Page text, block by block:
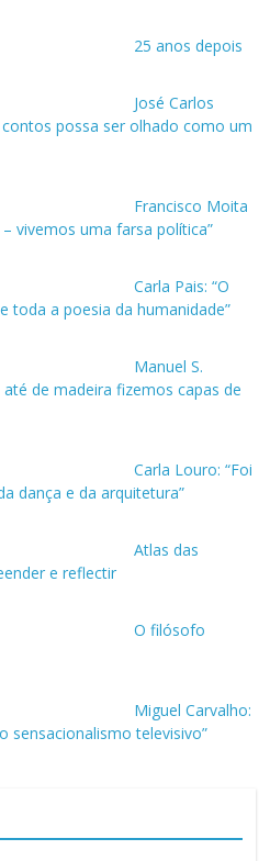
25 anos depois
José Carlos
possa ser olhado como um
Francisco Moita
vivemos uma farsa política”
Carla Pais: “O
toda a poesia da humanidade”
Manuel S.
de madeira fizemos capas de
Carla Louro: “Foi
dança e da arquitetura”
Atlas das
e reflectir
O filósofo
Miguel Carvalho:
sensacionalismo televisivo”